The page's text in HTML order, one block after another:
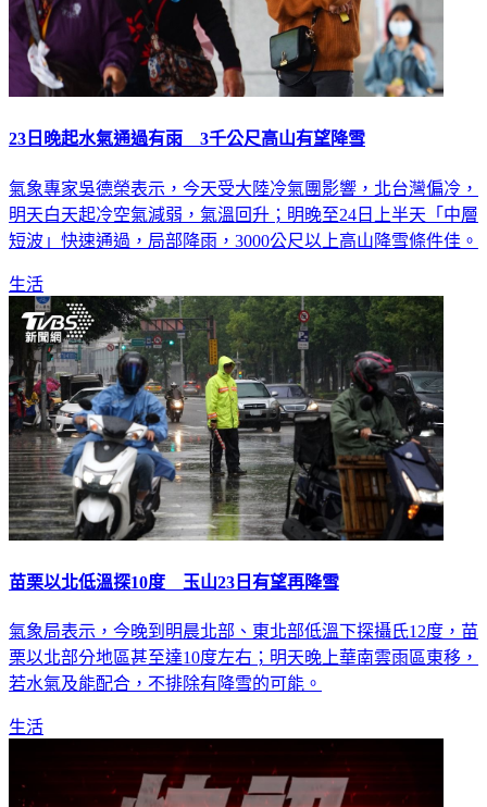
23日晚起水氣通過有雨 3千公尺高山有望降雪
氣象專家吳德榮表示，今天受大陸冷氣團影響，北台灣偏冷，
明天白天起冷空氣減弱，氣溫回升；明晚至24日上半天「中層
短波」快速通過，局部降雨，3000公尺以上高山降雪條件佳。
生活
苗栗以北低溫探10度 玉山23日有望再降雪
氣象局表示，今晚到明晨北部、東北部低溫下探攝氏12度，苗
栗以北部分地區甚至達10度左右；明天晚上華南雲雨區東移，
若水氣及能配合，不排除有降雪的可能。
生活